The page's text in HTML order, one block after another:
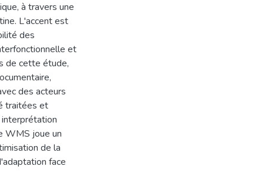
à travers une
L'accent est
des
et
de cette étude,
des acteurs
traitées et
interprétation
WMS joue un
de la
face